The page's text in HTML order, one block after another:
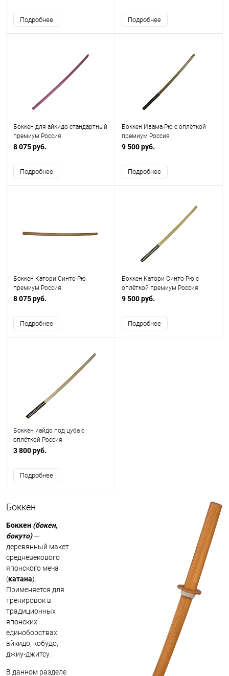
Подробнее Подробнее
Боккен для айкидо стандартный
премиум Россия
8 075 руб.
Подробнее
Боккен Ивама-Рю с оплёткой
премиум Россия
9 500 руб.
Подробнее
Боккен Катори Синто-Рю
премиум Россия
8 075 руб.
Подробнее
Боккен Катори Синто-Рю с
оплёткой премиум Россия
9 500 руб.
Подробнее
Боккен иайдо под цуба с
оплёткой Россия
3 800 руб.
Подробнее
Боккен
Боккен (бокен,
бокуто)—
деревянный макет
средневекового
японского меча
(катана).
Применяется для
тренировок в
традиционных
японских
единоборствах:
айкидо, кобудо,
джиу-джитсу.
В данном разделе